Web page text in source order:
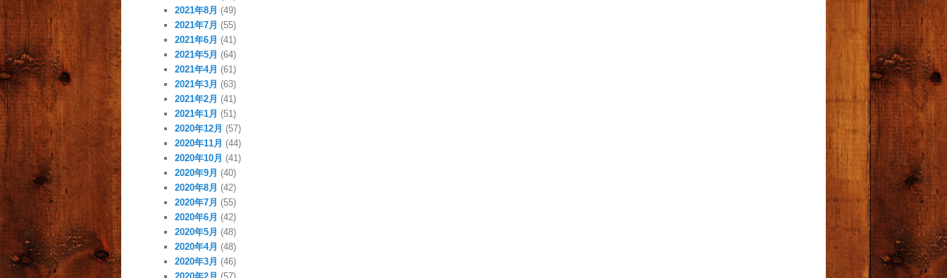
2021年8月 (49)
2021年7月 (55)
2021年6月 (41)
2021年5月 (64)
2021年4月 (61)
2021年3月 (63)
2021年2月 (41)
2021年1月 (51)
2020年12月 (57)
2020年11月 (44)
2020年10月 (41)
2020年9月 (40)
2020年8月 (42)
2020年7月 (55)
2020年6月 (42)
2020年5月 (48)
2020年4月 (48)
2020年3月 (46)